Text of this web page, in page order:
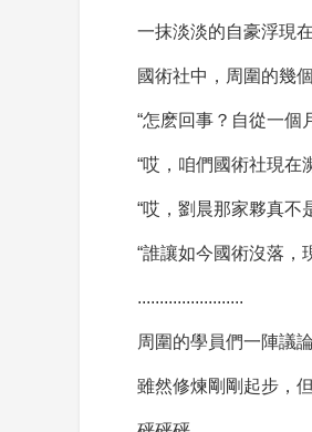
一抹淡淡的自豪浮現
國術社中，周圍的幾
“怎麽回事？自從一個
“哎，咱們國術社現在
“哎，劉晨那家夥真不
“誰讓如今國術沒落，
........................
周圍的學員們一陣議
雖然修煉剛剛起步，